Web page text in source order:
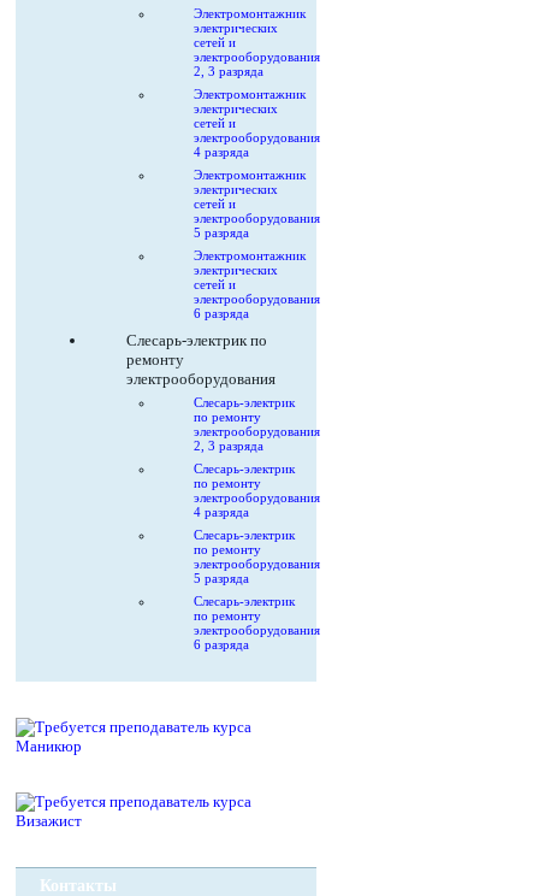
Электромонтажник
электрических
сетей и
электрооборудования
2, 3 разряда
Электромонтажник
электрических
сетей и
электрооборудования
4 разряда
Электромонтажник
электрических
сетей и
электрооборудования
5 разряда
Электромонтажник
электрических
сетей и
электрооборудования
6 разряда
Слесарь-электрик по
ремонту
электрооборудования
Слесарь-электрик
по ремонту
электрооборудования
2, 3 разряда
Слесарь-электрик
по ремонту
электрооборудования
4 разряда
Слесарь-электрик
по ремонту
электрооборудования
5 разряда
Слесарь-электрик
по ремонту
электрооборудования
6 разряда
Контакты